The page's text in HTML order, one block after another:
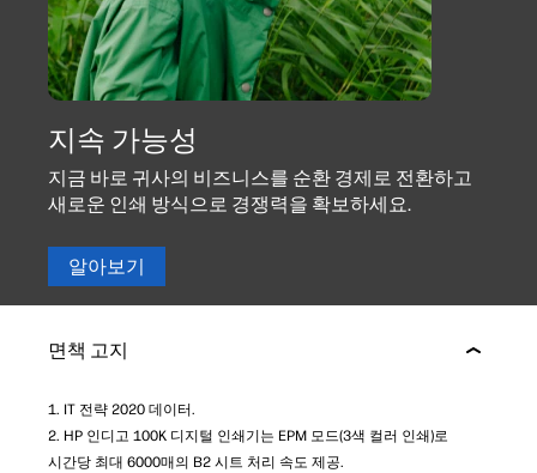
지속 가능성
지금 바로 귀사의 비즈니스를 순환 경제로 전환하고
새로운 인쇄 방식으로 경쟁력을 확보하세요.
알아보기
면책 고지
1. IT 전략 2020 데이터.
2. HP 인디고 100K 디지털 인쇄기는 EPM 모드(3색 컬러 인쇄)로
시간당 최대 6000매의 B2 시트 처리 속도 제공.